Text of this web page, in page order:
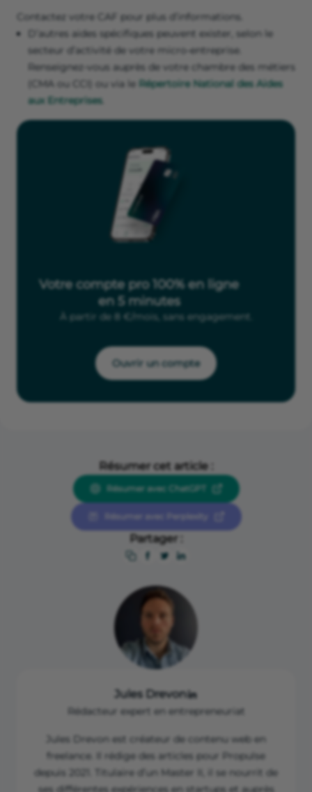
Contactez votre CAF pour plus d’informations.
D’autres aides spécifiques peuvent exister, selon le
secteur d’activité de votre micro-entreprise.
Renseignez-vous auprès de votre chambre des métiers
(CMA ou CCI) ou via le Répertoire National des Aides
aux Entreprises.
Votre compte pro 100% en ligne
en 5 minutes
À partir de 8 €/mois, sans engagement.
Ouvrir un compte
Résumer cet article :
Résumer avec ChatGPT
Résumer avec Perplexity
Partager :
Jules Drevon
Rédacteur expert en entrepreneuriat
Jules Drevon est créateur de contenu web en
freelance. Il rédige des articles pour Propulse
depuis 2021. Titulaire d’un Master II, il se nourrit de
ses différentes expériences en startups et auprès